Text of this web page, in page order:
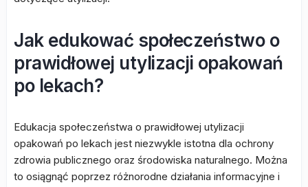
Jak edukować społeczeństwo o
prawidłowej utylizacji opakowań
po lekach?
Edukacja społeczeństwa o prawidłowej utylizacji
opakowań po lekach jest niezwykle istotna dla ochrony
zdrowia publicznego oraz środowiska naturalnego. Można
to osiągnąć poprzez różnorodne działania informacyjne i